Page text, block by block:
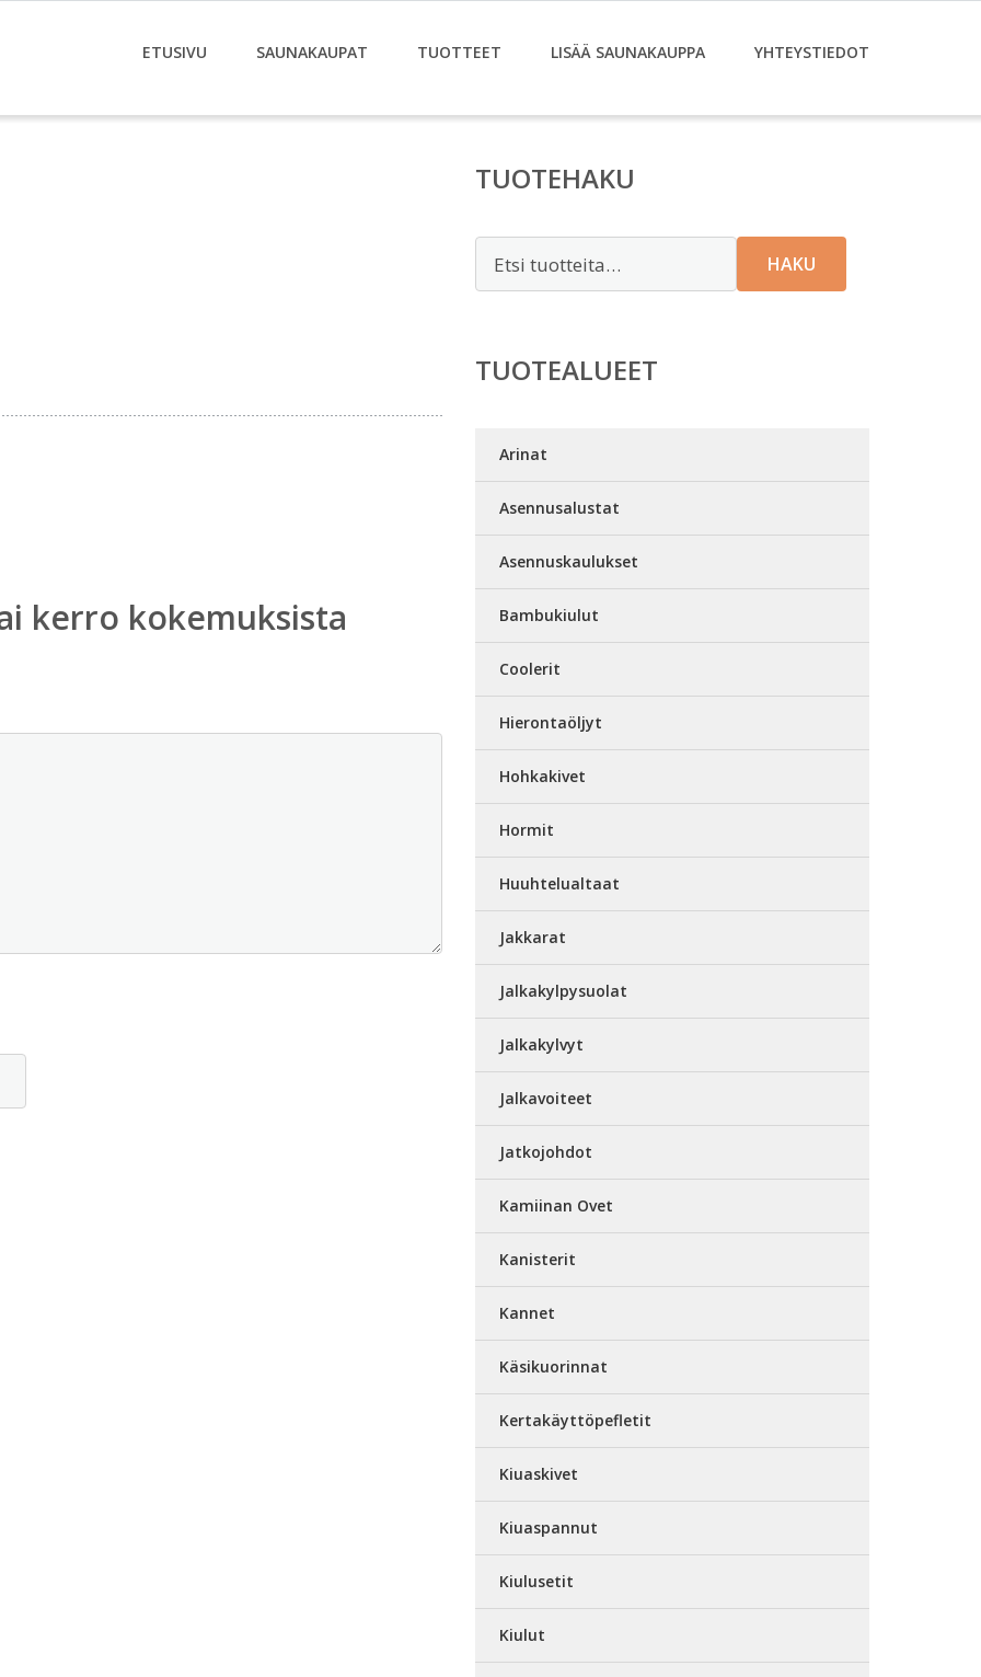
ETUSIVU SAUNAKAUPAT TUOTTEET LISÄÄ SAUNAKAUPPA YHTEYSTIEDOT
kerro kokemuksista
TUOTEHAKU
HAKU
TUOTEALUEET
Arinat
Asennusalustat
Asennuskaulukset
Bambukiulut
Coolerit
Hierontaöljyt
Hohkakivet
Hormit
Huuhtelualtaat
Jakkarat
Jalkakylpysuolat
Jalkakylvyt
Jalkavoiteet
Jatkojohdot
Kamiinan Ovet
Kanisterit
Kannet
Käsikuorinnat
Kertakäyttöpefletit
Kiuaskivet
Kiuaspannut
Kiulusetit
Kiulut